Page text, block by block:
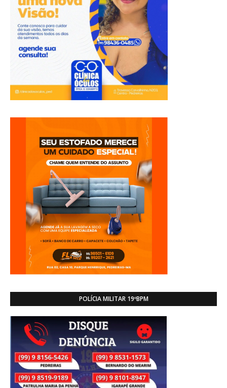
POLÍCIA MILITAR 19ºBPM